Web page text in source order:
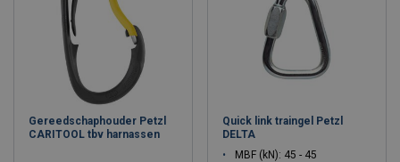
Gereedschaphouder Petzl
CARITOOL tbv harnassen
Quick link traingel Petzl
DELTA
MBF (kN): 45 - 45